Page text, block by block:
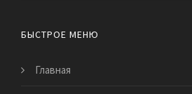
БЫСТРОЕ МЕНЮ
Главная